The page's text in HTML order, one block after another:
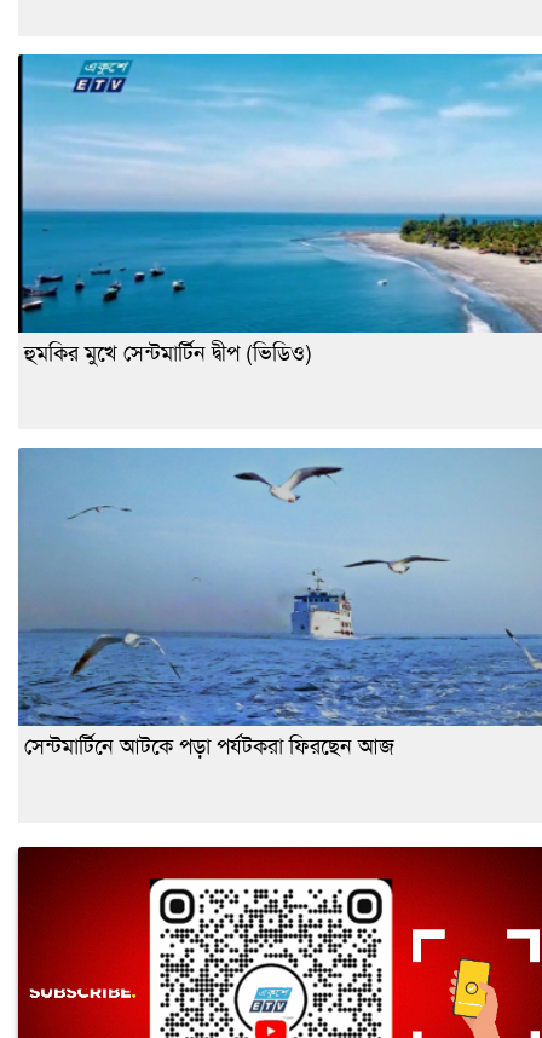
হুমকির মুখে সেন্টমার্টিন দ্বীপ (ভিডিও)
সেন্টমার্টিনে আটকে পড়া পর্যটকরা ফিরছেন আজ